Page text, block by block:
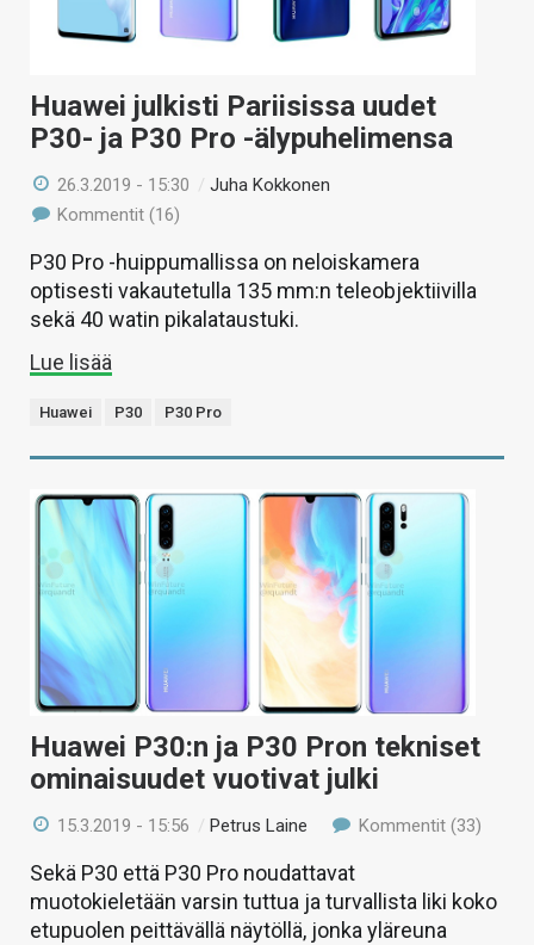
Huawei julkisti Pariisissa uudet
P30- ja P30 Pro -älypuhelimensa
26.3.2019 - 15:30 /Juha Kokkonen
Kommentit (16)
P30 Pro -huippumallissa on neloiskamera
optisesti vakautetulla 135 mm:n teleobjektiivilla
sekä 40 watin pikalataustuki.
Lue lisää
Huawei P30 P30 Pro
Huawei P30:n ja P30 Pron tekniset
ominaisuudet vuotivat julki
15.3.2019 - 15:56 /Petrus Laine Kommentit (33)
Sekä P30 että P30 Pro noudattavat
muotokieletään varsin tuttua ja turvallista liki koko
etupuolen peittävällä näytöllä, jonka yläreuna